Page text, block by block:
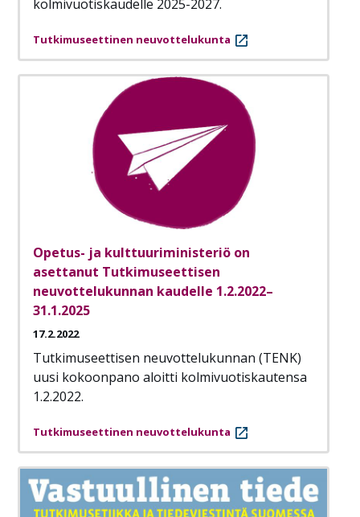
kolmivuotiskaudelle 2025-2027.
Tutkimuseettinen neuvottelukunta
Opetus- ja kulttuuriministeriö on
asettanut Tutkimuseettisen
neuvottelukunnan kaudelle 1.2.2022–
31.1.2025
17.2.2022
Tutkimuseettisen neuvottelukunnan (TENK)
uusi kokoonpano aloitti kolmivuotiskautensa
1.2.2022.
Tutkimuseettinen neuvottelukunta